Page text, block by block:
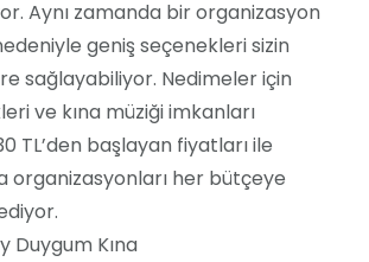
Aynı zamanda bir organizasyon
geniş seçenekleri sizin
sağlayabiliyor. Nedimeler için
ve kına müziği imkanları
TL’den başlayan fiyatları ile
organizasyonları her bütçeye
Duygum Kına